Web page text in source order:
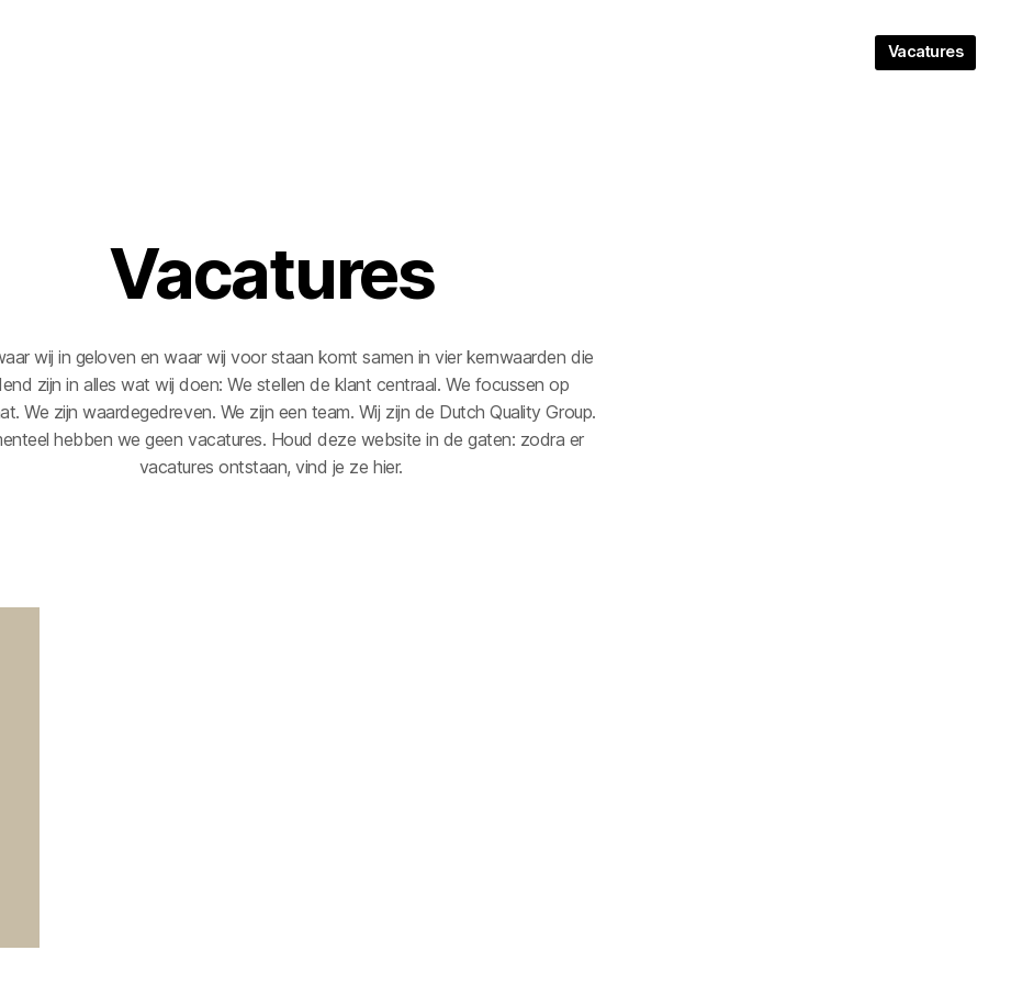
Vacatures
Vacatures
wij in geloven en waar wij voor staan komt samen in vier kernwaarden die
zijn in alles wat wij doen: We stellen de klant centraal. We focussen op
We zijn waardegedreven. We zijn een team. Wij zijn de Dutch Quality Group.
hebben we geen vacatures. Houd deze website in de gaten: zodra er
vacatures ontstaan, vind je ze hier.